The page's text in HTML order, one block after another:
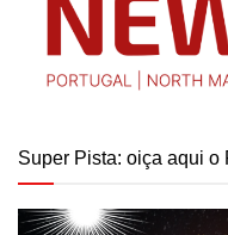
Super Pista: oiça aqui o